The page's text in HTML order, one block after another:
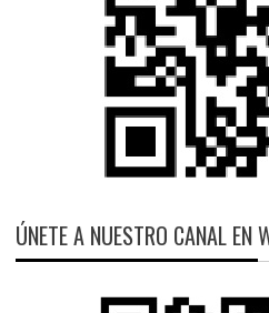
ÚNETE A NUESTRO CANAL EN